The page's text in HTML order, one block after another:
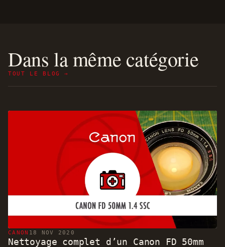
Dans la même catégorie
TOUT LE BLOG →
CANON 18 NOV 2020
Nettoyage complet d’un Canon FD 50mm